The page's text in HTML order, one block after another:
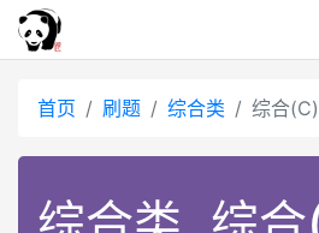
首页 刷题 综合类 综合(C)